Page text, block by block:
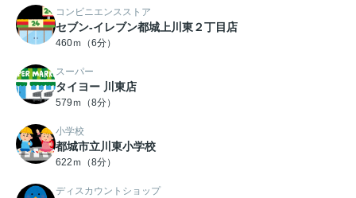
コンビニエンスストア
セブン-イレブン都城上川東２丁目店
460ｍ（6分）
スーパー
タイヨー 川東店
579ｍ（8分）
小学校
都城市立川東小学校
622ｍ（8分）
ディスカウントショップ